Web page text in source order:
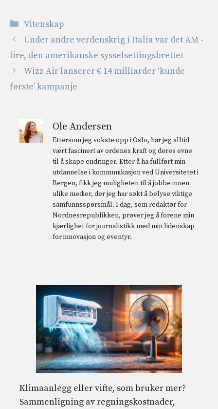
Kategorier
Vitenskap
Under andre verdenskrig i Italia var det AM -
lire, den amerikanske sysselsettingsbrettet
Wizz Air lanserer € 14 milliarder ‘kunde
første’ kampanje
Ole Andersen
Ettersom jeg vokste opp i Oslo, har jeg alltid
vært fascinert av ordenes kraft og deres evne
til å skape endringer. Etter å ha fullført min
utdannelse i kommunikasjon ved Universitetet i
Bergen, fikk jeg muligheten til å jobbe innen
ulike medier, der jeg har søkt å belyse viktige
samfunnsspørsmål. I dag, som redaktør for
Nordnesrepublikken, prøver jeg å forene min
kjærlighet for journalistikk med min lidenskap
for innovasjon og eventyr.
Klimaanlegg eller vifte, som bruker mer?
Sammenligning av regningskostnader,